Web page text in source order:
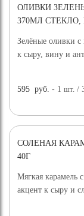
ОЛИВКИ
370МЛ СТЕКЛО,
Зелёные оливки с
к сыру, вину и
595 руб. - 1шт. /
СОЛЕНАЯ
40Г
Мягкая карамель
акцент к сыру и